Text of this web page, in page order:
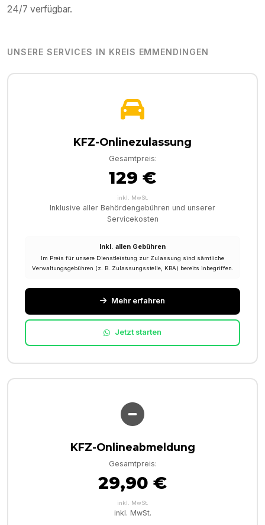
24/7 verfügbar.
UNSERE SERVICES IN KREIS EMMENDINGEN
KFZ-Onlinezulassung
Gesamtpreis:
129 €
inkl. MwSt.
Inklusive aller Behördengebühren und unserer
Servicekosten
Inkl. allen Gebühren
Im Preis für unsere Dienstleistung zur Zulassung sind sämtliche
Verwaltungsgebühren (z. B. Zulassungsstelle, KBA) bereits inbegriffen.
Mehr erfahren
Jetzt starten
KFZ-Onlineabmeldung
Gesamtpreis:
29,90 €
inkl. MwSt.
inkl. MwSt.